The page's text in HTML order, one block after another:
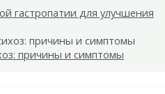
гастропатии для улучшения
причины и симптомы